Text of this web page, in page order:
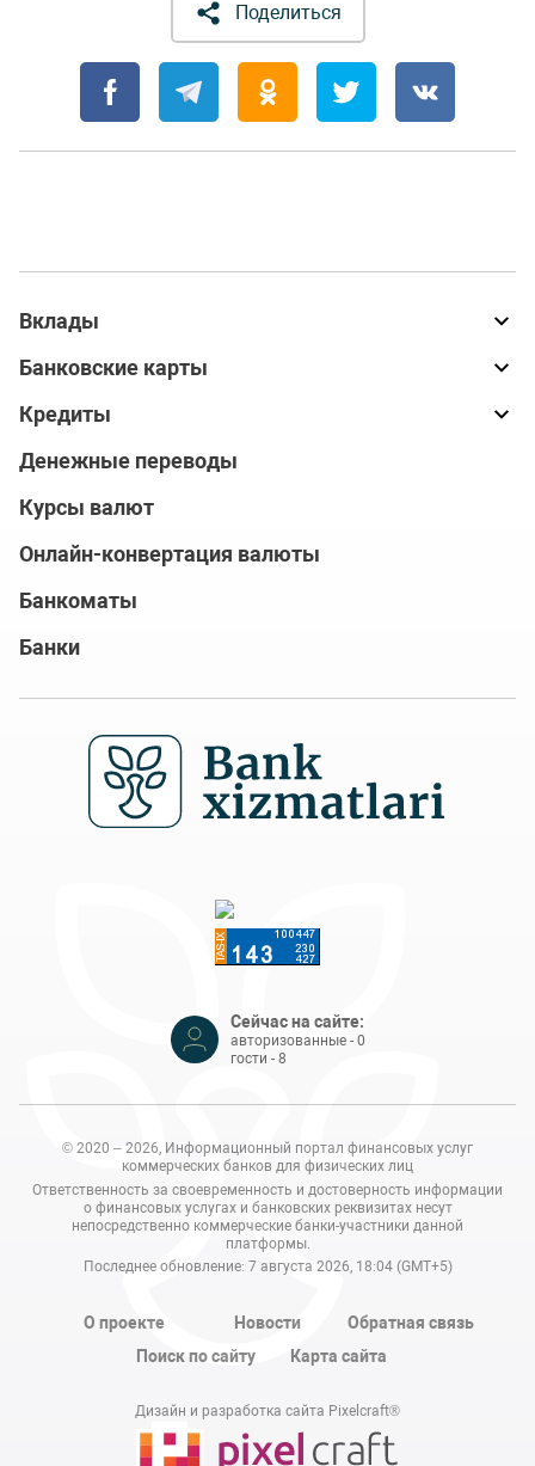
Поделиться
Вклады
Банковские карты
Кредиты
Денежные переводы
Курсы валют
Онлайн-конвертация валюты
Банкоматы
Банки
Сейчас на сайте:
авторизованные - 0
гости - 8
© 2020 – 2026, Информационный портал финансовых услуг
коммерческих банков для физических лиц
Ответственность за своевременность и достоверность информации
о финансовых услугах и банковских реквизитах несут
непосредственно коммерческие банки-участники данной
платформы.
Последнее обновление: 7 августа 2026, 18:04 (GMT+5)
О проекте Новости
Обратная связь
Поиск по сайту
Карта сайта
Дизайн и разработка сайта Pixelcraft®